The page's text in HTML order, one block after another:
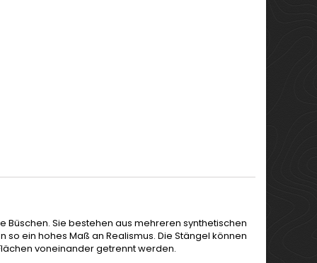
Büschen. Sie bestehen aus mehreren synthetischen
ein hohes Maß an Realismus. Die Stängel können
voneinander getrennt werden.